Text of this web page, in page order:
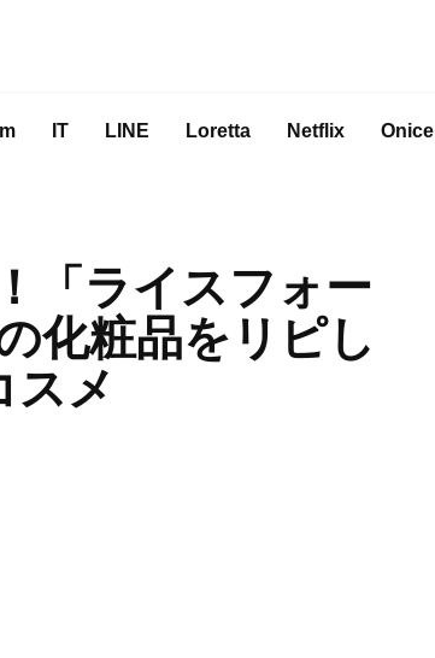
IT LINE Loretta Netflix Onice
「ライスフォー
化粧品をリピし
メ